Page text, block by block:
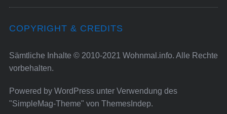
COPYRIGHT & CREDITS
Sämtliche Inhalte © 2010-2021 Wohnmal.info. Alle Rechte
vorbehalten.
Powered by WordPressunter Verwendung des
"SimpleMag-Theme" von ThemesIndep.